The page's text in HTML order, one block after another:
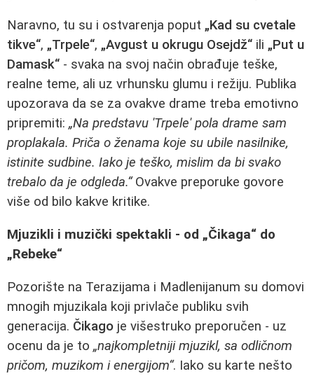
Naravno, tu su i ostvarenja poput „Kad su cvetale
tikve“, „Trpele“, „Avgust u okrugu Osejdž“ ili „Put u
Damask“ - svaka na svoj način obrađuje teške,
realne teme, ali uz vrhunsku glumu i režiju. Publika
upozorava da se za ovakve drame treba emotivno
pripremiti: „Na predstavu 'Trpele' pola drame sam
proplakala. Priča o ženama koje su ubile nasilnike,
istinite sudbine. Iako je teško, mislim da bi svako
trebalo da je odgleda.“Ovakve preporuke govore
više od bilo kakve kritike.
Mjuzikli i muzički spektakli - od „Čikaga“ do
„Rebeke“
Pozorište na Terazijama i Madlenijanum su domovi
mnogih mjuzikala koji privlače publiku svih
generacija. Čikago je višestruko preporučen - uz
ocenu da je to „najkompletniji mjuzikl, sa odličnom
pričom, muzikom i energijom“. Iako su karte nešto